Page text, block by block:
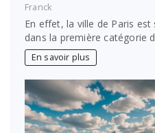
Franck
En effet, la ville de Paris est
dans la première catégorie
En savoir plus